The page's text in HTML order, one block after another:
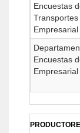
Encuestas
Empresarial
Encuestas
Empresarial